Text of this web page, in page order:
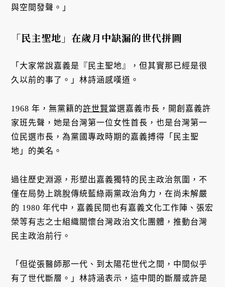
與空間發聲。」
「民主聖地」在歲月中缺漏的世代拼圖
「大家常說嘉義是『民主聖地』，但其實那已經是很
久以前的事了。」林詩涵感嘆道。
1968 年，無黨籍的許世賢當選嘉義市長，開創嘉義許
家班先聲，她是台灣第一位女性首長，也是台灣第一
位民選市長，為黨國專政時期的嘉義搏得「民主聖
地」的美名。
過往歷史淵源，形塑出嘉義獨特的民主政治氛圍，不
僅在局勢上跳脫傳統藍綠兩黨政治角力，在尚未解嚴
的 1980 年代中，嘉義民間也有嘉義文化工作陣、張宏
榮等有志之士組織關懷台灣政治文化團體，推動台灣
民主政治前行。
「但從張醫師那一代、到太陽花世代之間，中間似乎
有了世代斷層。」林詩涵表示，這中間的斷層或許是